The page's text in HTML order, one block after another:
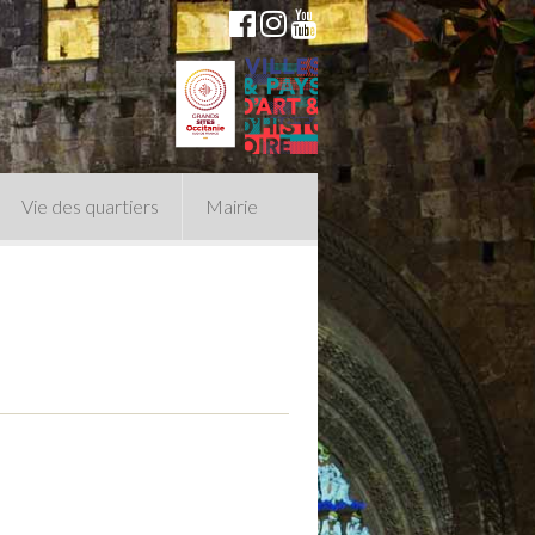
Vie des quartiers Mairie